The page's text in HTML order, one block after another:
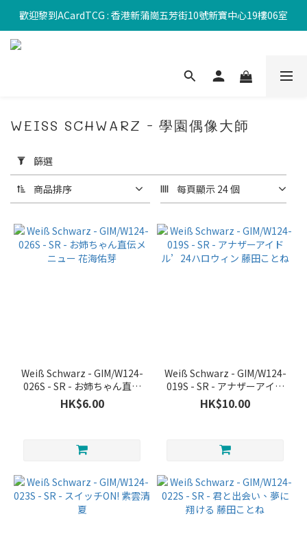
歡迎黎到ACardTCG : 香港新蒲崗五芳街10號新寶中心19樓06室
用
篩
選
(0/20)
價格
(HK$)
WEISS SCHWARZ - 學園偶像大師
篩選
商品排序 每頁顯示 24 個
Weiß Schwarz - GIM/W124-
026S - SR - お姉ちゃん直伝
メニュー 花海佑芽
HK$6.00
Weiß Schwarz - GIM/W124-
019S - SR - アナザーアイド
ル’24ハロウィン 藤田こと
ね
HK$10.00